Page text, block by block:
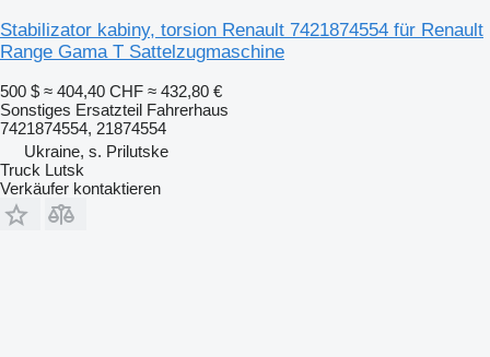
Stabilizator kabiny, torsion Renault 7421874554 für Renault
Range Gama T Sattelzugmaschine
500 $ ≈ 404,40 CHF ≈ 432,80 €
Sonstiges Ersatzteil Fahrerhaus
7421874554, 21874554
Ukraine, s. Prilutske
Truck Lutsk
Verkäufer kontaktieren